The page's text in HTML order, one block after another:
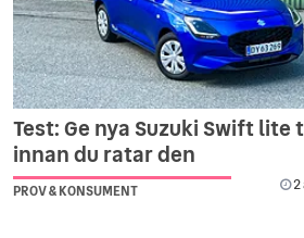
Test: Ge nya Suzuki Swift lite
innan du ratar den
PROV & KONSUMENT 2